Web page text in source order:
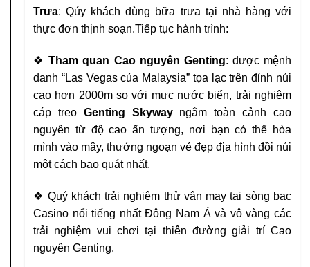
Trưa: Qúy khách dùng bữa trưa tại nhà hàng với
thực đơn thịnh soạn.Tiếp tục hành trình:
❖Tham quan Cao nguyên Genting: được mệnh
danh “Las Vegas của Malaysia” tọa lạc trên đỉnh núi
cao hơn 2000m sovới mực nước biển, trải nghiệm
cáp treo Genting Skyway ngắm toàn cảnh cao
nguyên từ độ cao ấn tượng, nơi bạn cóthể hòa
mình vào mây, thưởng ngoạn vẻ đẹp địa hình đồi núi
một cách bao quát nhất.
❖ Quý khách trải nghiệm thử vận may tại sòng bạc
Casino nổitiếng nhất Đông Nam Á và vô vàng các
trải nghiệm vui chơitại thiên đường giải trí Cao
nguyên Genting.